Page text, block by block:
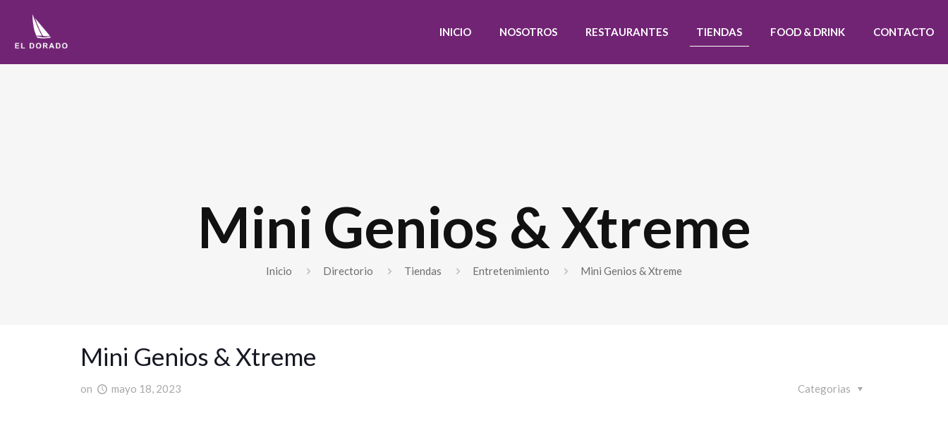
INICIO NOSOTROS RESTAURANTES TIENDAS FOOD & DRINK CONTACTO
Mini Genios & Xtreme
Inicio Directorio Tiendas Entretenimiento Mini Genios & Xtreme
Mini Genios & Xtreme
on mayo 18, 2023 Categorias